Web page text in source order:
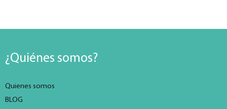
¿Quiénes somos?
Quienes somos
BLOG